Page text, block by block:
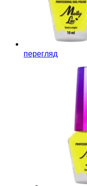
перегляд